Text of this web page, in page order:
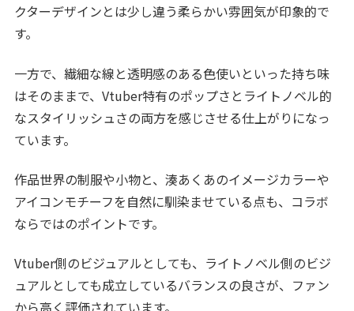
クターデザインとは少し違う柔らかい雰囲気が印象的で
す。
一方で、繊細な線と透明感のある色使いといった持ち味
はそのままで、Vtuber特有のポップさとライトノベル的
なスタイリッシュさの両方を感じさせる仕上がりになっ
ています。
作品世界の制服や小物と、湊あくあのイメージカラーや
アイコンモチーフを自然に馴染ませている点も、コラボ
ならではのポイントです。
Vtuber側のビジュアルとしても、ライトノベル側のビジ
ュアルとしても成立しているバランスの良さが、ファン